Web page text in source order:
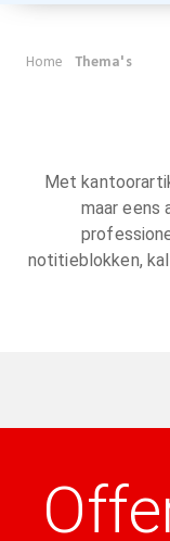
Home Thema's
Met
maar eens
notitieblokken,